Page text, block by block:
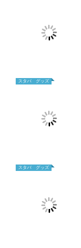
スタバ グッズ
スタバ グッズ